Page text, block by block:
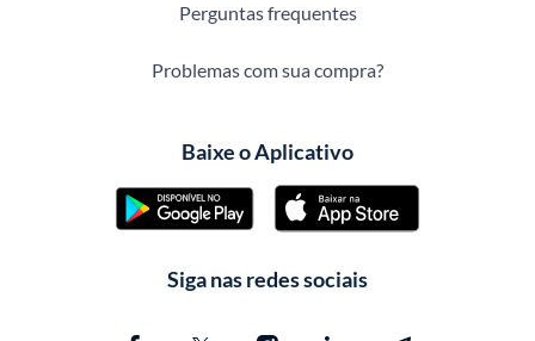
Perguntas frequentes
Problemas com sua compra?
Baixe o Aplicativo
Siga nas redes sociais